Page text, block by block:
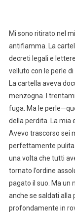
Mi sono ritirato nel
antifiamma. La
decreti legali e
velluto con le perle di
La cartella aveva
menzogna. I
fuga. Ma le
della perdita. La mia
Avevo trascorso sei
perfettamente pulita
una volta che tutti
tornato l’ordine
pagato il suo. Ma un
anche se saldati alla
profondamente in